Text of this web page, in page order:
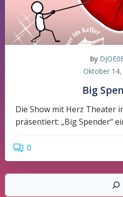
by
Oktober 14,
Big
Die Show mit Herz Theater
präsentiert: „Big Spender“
0